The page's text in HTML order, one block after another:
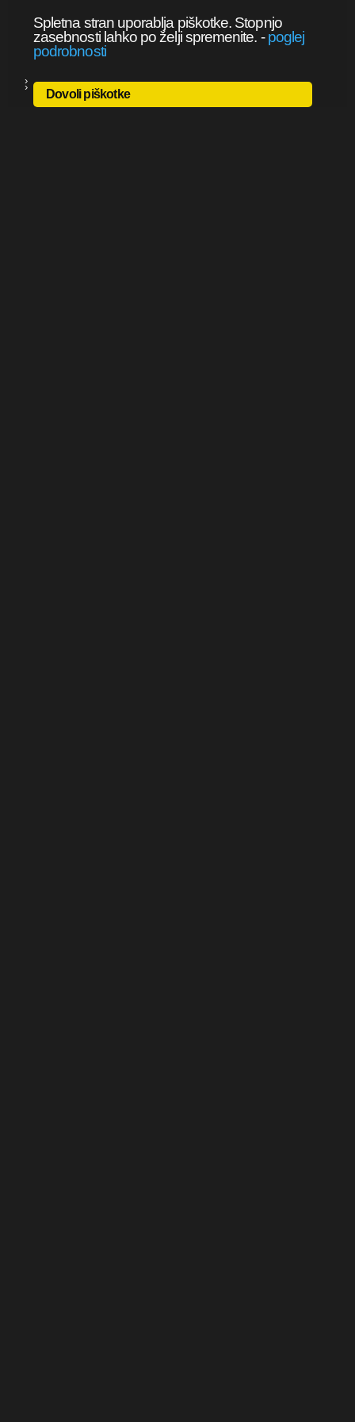
Spletna stran uporablja piškotke. Stopnjo
zasebnosti lahko po želji spremenite. -poglej
podrobnosti
Dovoli piškotke